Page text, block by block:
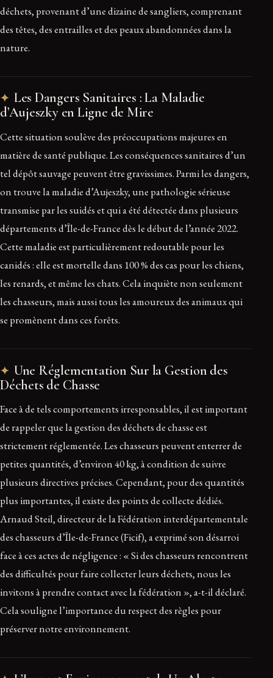
déchets, provenant d’une dizaine de sangliers, comprenant
des têtes, des entrailles et des peaux abandonnées dans la
nature.
Les Dangers Sanitaires : La Maladie
d’Aujeszky en Ligne de Mire
Cette situation soulève des préoccupations majeures en
matière de santé publique. Les conséquences sanitaires d’un
tel dépôt sauvage peuvent être gravissimes. Parmi les dangers,
on trouve la maladie d’Aujeszky, une pathologie sérieuse
transmise par les suidés et qui a été détectée dans plusieurs
départements d’Île-de-France dès le début de l’année 2022.
Cette maladie est particulièrement redoutable pour les
canidés : elle est mortelle dans 100 % des cas pour les chiens,
les renards, et même les chats. Cela inquiète non seulement
les chasseurs, mais aussi tous les amoureux des animaux qui
se promènent dans ces forêts.
Une Réglementation Sur la Gestion des
Déchets de Chasse
Face à de tels comportements irresponsables, il est important
de rappeler que la gestion des déchets de chasse est
strictement réglementée. Les chasseurs peuvent enterrer de
petites quantités, d’environ 40 kg, à condition de suivre
plusieurs directives précises. Cependant, pour des quantités
plus importantes, il existe des points de collecte dédiés.
Arnaud Steil, directeur de la Fédération interdépartementale
des chasseurs d’Île-de-France (Ficif), a exprimé son désarroi
face à ces actes de négligence : « Si des chasseurs rencontrent
des difficultés pour faire collecter leurs déchets, nous les
invitons à prendre contact avec la fédération », a-t-il déclaré.
Cela souligne l’importance du respect des règles pour
préserver notre environnement.